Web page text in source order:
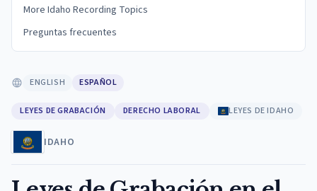
More Idaho Recording Topics
Preguntas frecuentes
ENGLISH ESPAÑOL
LEYES DE GRABACIÓN DERECHO LABORAL LEYES DE IDAHO
IDAHO